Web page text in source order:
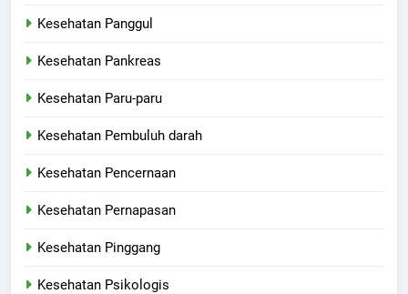
Kesehatan Panggul
Kesehatan Pankreas
Kesehatan Paru-paru
Kesehatan Pembuluh darah
Kesehatan Pencernaan
Kesehatan Pernapasan
Kesehatan Pinggang
Kesehatan Psikologis